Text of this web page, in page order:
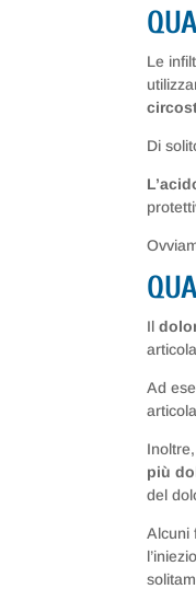
Le
Di
Il
Ad
Inoltre,
più
del
Alcuni